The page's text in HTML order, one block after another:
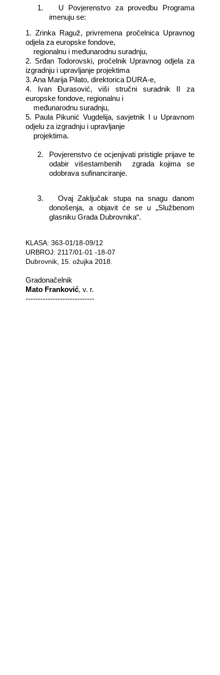
1.
U Povjerenstvo za provedbu Programa
imenuju se:
1. Zrinka Raguž, privremena pročelnica Upravnog
odjela za europske fondove,
regionalnu i međunarodnu suradnju,
2. Srđan Todorovski, pročelnik Upravnog odjela za
izgradnju i upravljanje projektima
3. Ana Marija Pilato, direktorica DURA-e,
4. Ivan Đurasović, viši stručni suradnik II za
europske fondove, regionalnu i
međunarodnu suradnju,
5. Paula Pikunić Vugdelija, savjetnik I u Upravnom
odjelu za izgradnju i upravljanje
projektima.
2.
Povjerenstvo će ocjenjivati pristigle prijave te
odabir višestambenih zgrada kojima se
odobrava sufinanciranje.
3.
Ovaj Zaključak stupa na snagu danom
donošenja, a objavit će se u „Službenom
glasniku Grada Dubrovnika“.
KLASA: 363-01/18-09/12
URBROJ: 2117/01-01 -18-07
Dubrovnik, 15. ožujka 2018.
Gradonačelnik
Mato Franković, v. r.
----------------------------